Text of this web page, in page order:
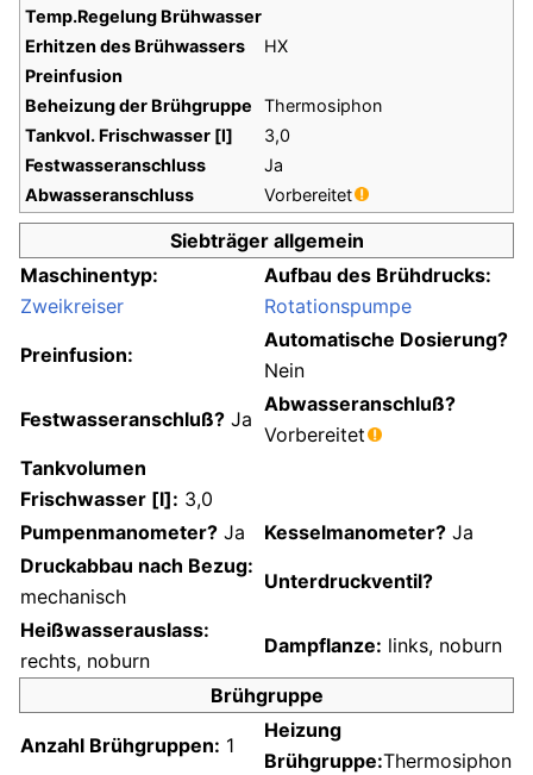
Temp.Regelung Brühwasser
Erhitzen des Brühwassers
HX
Preinfusion
Beheizung der Brühgruppe
Thermosiphon
Tankvol. Frischwasser [l]
3,0
Festwasseranschluss
Ja
Abwasseranschluss
Vorbereitet
Siebträger allgemein
Maschinentyp:
Zweikreiser
Aufbau des Brühdrucks:
Rotationspumpe
Preinfusion:
Automatische Dosierung?
Nein
Festwasseranschluß? Ja
Abwasseranschluß?
Vorbereitet
Tankvolumen
Frischwasser [l]: 3,0
Pumpenmanometer? Ja Kesselmanometer? Ja
Druckabbau nach Bezug:
mechanisch
Unterdruckventil?
Heißwasserauslass:
rechts, noburn
Dampflanze: links, noburn
Brühgruppe
Anzahl Brühgruppen: 1
Heizung
Brühgruppe:Thermosiphon